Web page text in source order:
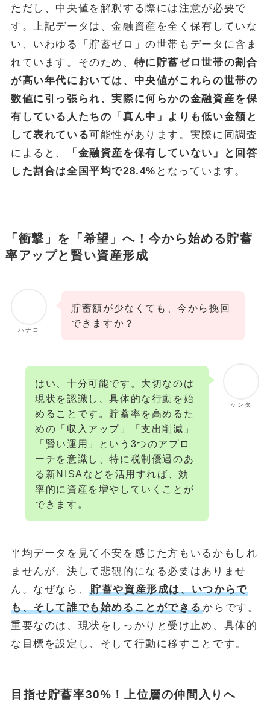
ただし、中央値を解釈する際には注意が必要で
す。上記データは、金融資産を全く保有していな
い、いわゆる「貯蓄ゼロ」の世帯もデータに含ま
れています。そのため、 特に貯蓄ゼロ世帯の割合
が高い年代においては、中央値がこれらの世帯の
数値に引っ張られ、実際に何らかの金融資産を保
有している人たちの「真ん中」よりも低い金額と
して表れている可能性があります。実際に同調査
によると、
「金融資産を保有していない」と回答
した割合は全国平均で28.4% となっています。
「衝撃」を「希望」へ！今から始める貯蓄
率アップと賢い資産形成
ハナコ
貯蓄額が少なくても、今から挽回
できますか？
ケンタ
はい、十分可能です。大切なのは
現状を認識し、具体的な行動を始
めることです。貯蓄率を高めるた
めの「収入アップ」「支出削減」
「賢い運用」という3つのアプロ
ーチを意識し、特に税制優遇のあ
る新NISAなどを活用すれば、効
率的に資産を増やしていくことが
できます。
平均データを見て不安を感じた方もいるかもしれ
ませんが、決して悲観的になる必要はありませ
ん。なぜなら、貯蓄や資産形成は、いつからで
も、そして誰でも始めることができるからです。
重要なのは、現状をしっかりと受け止め、具体的
な目標を設定し、そして行動に移すことです。
目指せ貯蓄率30%！上位層の仲間入りへ